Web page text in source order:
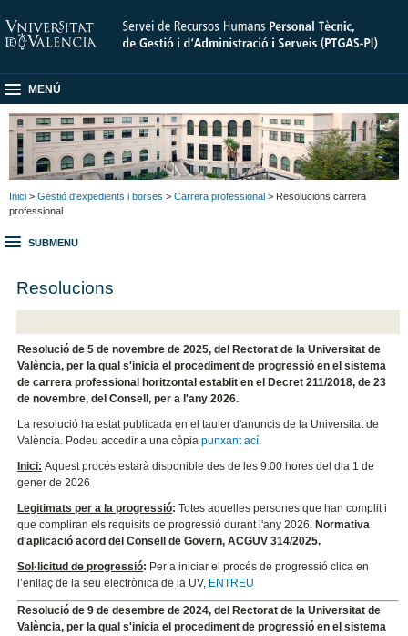
MENÚ
Inici > Gestió d'expedients i borses > Carrera professional > Resolucions carrera
professional
SUBMENU
Resolucions
Resolució de 5 de novembre de 2025, del Rectorat de la Universitat de
València, per la qual s'inicia el procediment de progressió en el sistema
de carrera professional horitzontal establit en el Decret 211/2018, de 23
de novembre, del Consell, per a l'any 2026.
La resolució ha estat publicada en el tauler d'anuncis de la Universitat de
València. Podeu accedir a una còpiapunxant ací.
Inici: Aquest procés estarà disponible des de les 9:00 hores del dia 1 de
gener de 2026
Legitimats per a la progressió: Totes aquelles persones que han complit i
que compliran els requisits de progressió durant l'any 2026. Normativa
d'aplicació acord del Consell de Govern, ACGUV 314/2025.
Sol·licitud de progressió: Per a iniciar el procés de progressió clica en
l’enllaç de la seu electrònica de la UV, ENTREU
Resolució de 9 de desembre de 2024, del Rectorat de la Universitat de
València, per la qual s'inicia el procediment de progressió en el sistema